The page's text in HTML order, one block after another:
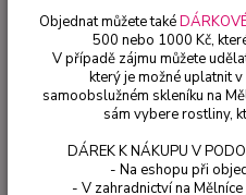
Kapská
Objednat můžete také
500 nebo 1000 Kč,
V případě zájmu můžete
který je možné uplatnit
samoobslužném skleníku na
sám vybere rostliny,
DÁREK K NÁKUPU V
- Na eshopu při
- V zahradnictví na